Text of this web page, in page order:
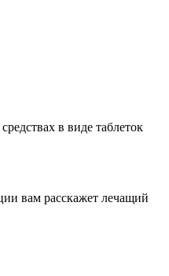
в виде таблеток
вам расскажет лечащий